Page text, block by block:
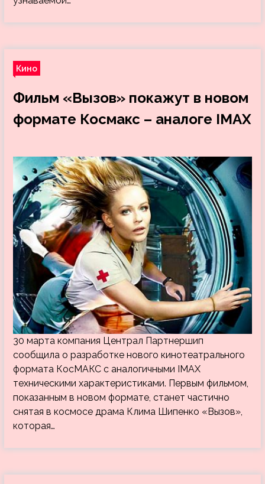
Кино
Фильм «Вызов» покажут в новом
формате Космакс – аналоге IMAX
30 марта компания Централ Партнершип
сообщила о разработке нового кинотеатрального
формата КосМАКС с аналогичными IMAX
техническими характеристиками. Первым фильмом,
показанным в новом формате, станет частично
снятая в космосе драма Клима Шипенко «Вызов»,
которая…